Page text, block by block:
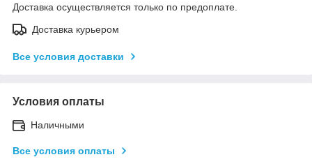
Доставка осуществляется только по предоплате.
Доставка курьером
Все условия доставки
Условия оплаты
Наличными
Все условия оплаты